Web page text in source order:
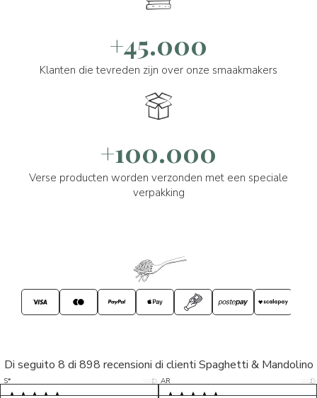
+45.000
Klanten die tevreden zijn over onze smaakmakers
+100.000
Verse producten worden verzonden met een speciale
verpakking
Di seguito 8 di 898 recensioni di clienti Spaghetti & Mandolino
S* 5/5
LP 5/5
AR 5/5
D* 5/5